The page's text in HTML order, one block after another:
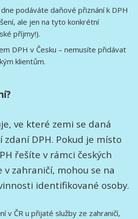
podáváte daňové přiznání k DPH
ale jen na tyto konkrétní
příjmy!).
DPH v Česku – nemusíte přidávat
klientům.
ve které zemi se daná
zdaní DPH. Pokud je místo
řešíte v rámci českých
v zahraničí, mohou se na
identifikované osoby.
v ČR u přijaté služby ze zahraničí,